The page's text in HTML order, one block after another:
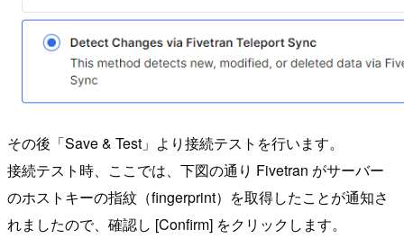
その後「Save & Test」より接続テストを行います。
接続テスト時、ここでは、下図の通り Fivetran がサーバー
のホストキーの指紋（fingerprint）を取得したことが通知さ
れましたので、確認し [Confirm] をクリックします。